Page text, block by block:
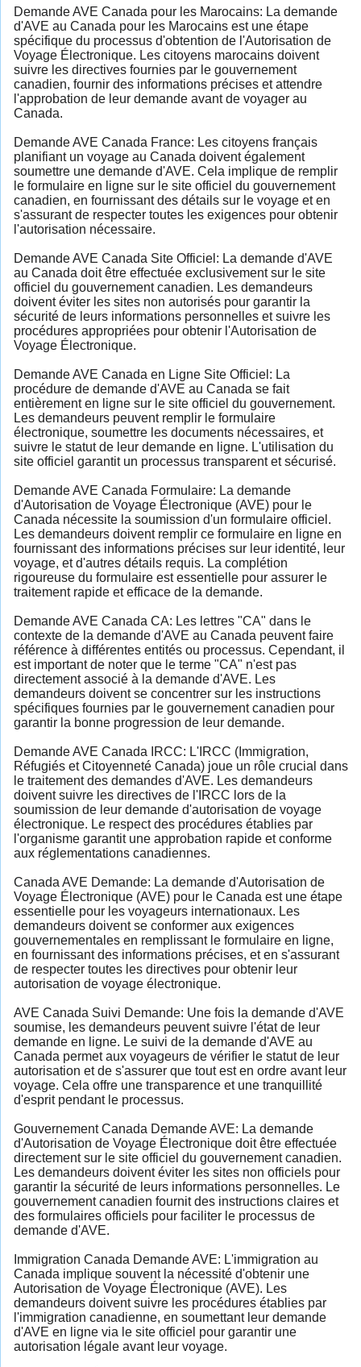
Demande AVE Canada pour les Marocains: La demande
d'AVE au Canada pour les Marocains est une étape
spécifique du processus d'obtention de l'Autorisation de
Voyage Électronique. Les citoyens marocains doivent
suivre les directives fournies par le gouvernement
canadien, fournir des informations précises et attendre
l'approbation de leur demande avant de voyager au
Canada.
Demande AVE Canada France: Les citoyens français
planifiant un voyage au Canada doivent également
soumettre une demande d'AVE. Cela implique de remplir
le formulaire en ligne sur le site officiel du gouvernement
canadien, en fournissant des détails sur le voyage et en
s'assurant de respecter toutes les exigences pour obtenir
l'autorisation nécessaire.
Demande AVE Canada Site Officiel: La demande d'AVE
au Canada doit être effectuée exclusivement sur le site
officiel du gouvernement canadien. Les demandeurs
doivent éviter les sites non autorisés pour garantir la
sécurité de leurs informations personnelles et suivre les
procédures appropriées pour obtenir l'Autorisation de
Voyage Électronique.
Demande AVE Canada en Ligne Site Officiel: La
procédure de demande d'AVE au Canada se fait
entièrement en ligne sur le site officiel du gouvernement.
Les demandeurs peuvent remplir le formulaire
électronique, soumettre les documents nécessaires, et
suivre le statut de leur demande en ligne. L'utilisation du
site officiel garantit un processus transparent et sécurisé.
Demande AVE Canada Formulaire: La demande
d'Autorisation de Voyage Électronique (AVE) pour le
Canada nécessite la soumission d'un formulaire officiel.
Les demandeurs doivent remplir ce formulaire en ligne en
fournissant des informations précises sur leur identité, leur
voyage, et d'autres détails requis. La complétion
rigoureuse du formulaire est essentielle pour assurer le
traitement rapide et efficace de la demande.
Demande AVE Canada CA: Les lettres "CA" dans le
contexte de la demande d'AVE au Canada peuvent faire
référence à différentes entités ou processus. Cependant, il
est important de noter que le terme "CA" n'est pas
directement associé à la demande d'AVE. Les
demandeurs doivent se concentrer sur les instructions
spécifiques fournies par le gouvernement canadien pour
garantir la bonne progression de leur demande.
Demande AVE Canada IRCC: L'IRCC (Immigration,
Réfugiés et Citoyenneté Canada) joue un rôle crucial dans
le traitement des demandes d'AVE. Les demandeurs
doivent suivre les directives de l'IRCC lors de la
soumission de leur demande d'autorisation de voyage
électronique. Le respect des procédures établies par
l'organisme garantit une approbation rapide et conforme
aux réglementations canadiennes.
Canada AVE Demande: La demande d'Autorisation de
Voyage Électronique (AVE) pour le Canada est une étape
essentielle pour les voyageurs internationaux. Les
demandeurs doivent se conformer aux exigences
gouvernementales en remplissant le formulaire en ligne,
en fournissant des informations précises, et en s'assurant
de respecter toutes les directives pour obtenir leur
autorisation de voyage électronique.
AVE Canada Suivi Demande: Une fois la demande d'AVE
soumise, les demandeurs peuvent suivre l'état de leur
demande en ligne. Le suivi de la demande d'AVE au
Canada permet aux voyageurs de vérifier le statut de leur
autorisation et de s'assurer que tout est en ordre avant leur
voyage. Cela offre une transparence et une tranquillité
d'esprit pendant le processus.
Gouvernement Canada Demande AVE: La demande
d'Autorisation de Voyage Électronique doit être effectuée
directement sur le site officiel du gouvernement canadien.
Les demandeurs doivent éviter les sites non officiels pour
garantir la sécurité de leurs informations personnelles. Le
gouvernement canadien fournit des instructions claires et
des formulaires officiels pour faciliter le processus de
demande d'AVE.
Immigration Canada Demande AVE: L'immigration au
Canada implique souvent la nécessité d'obtenir une
Autorisation de Voyage Électronique (AVE). Les
demandeurs doivent suivre les procédures établies par
l'immigration canadienne, en soumettant leur demande
d'AVE en ligne via le site officiel pour garantir une
autorisation légale avant leur voyage.